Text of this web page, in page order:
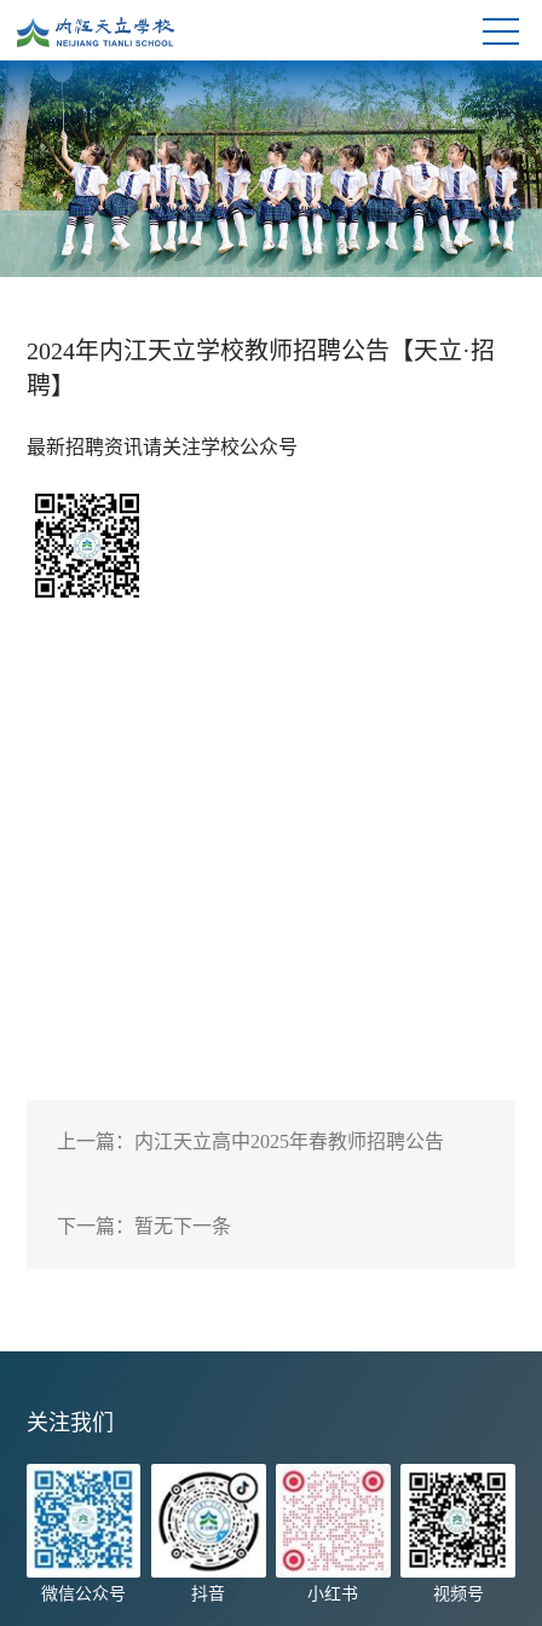
2024年内江天立学校教师招聘公告【天立·招
聘】
最新招聘资讯请关注学校公众号
上一篇： 内江天立高中2025年春教师招聘公告
下一篇： 暂无下一条
关注我们
微信公众号 抖音 小红书 视频号